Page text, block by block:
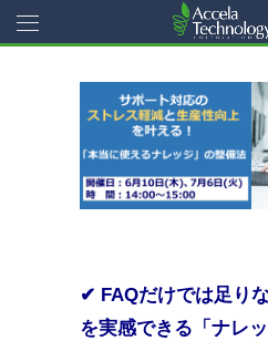
✔ FAQだけでは足り
を実感できる「ナレ